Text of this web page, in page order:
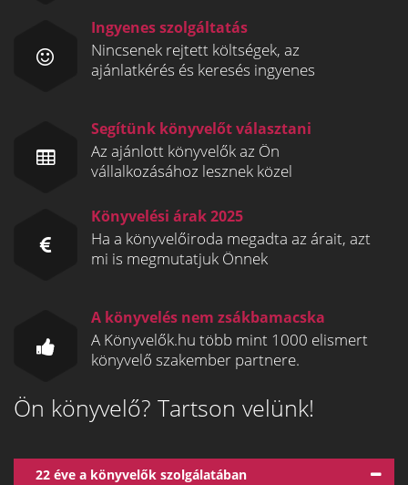
Ingyenes szolgáltatás
Nincsenek rejtett költségek, az
ajánlatkérés és keresés ingyenes
Segítünk könyvelőt választani
Az ajánlott könyvelők az Ön
vállalkozásához lesznek közel
Könyvelési árak 2025
Ha a könyvelőiroda megadta az árait, azt
mi is megmutatjuk Önnek
A könyvelés nem zsákbamacska
A Könyvelők.hu több mint 1000 elismert
könyvelő szakember partnere.
Ön könyvelő? Tartson velünk!
22 éve a könyvelők szolgálatában